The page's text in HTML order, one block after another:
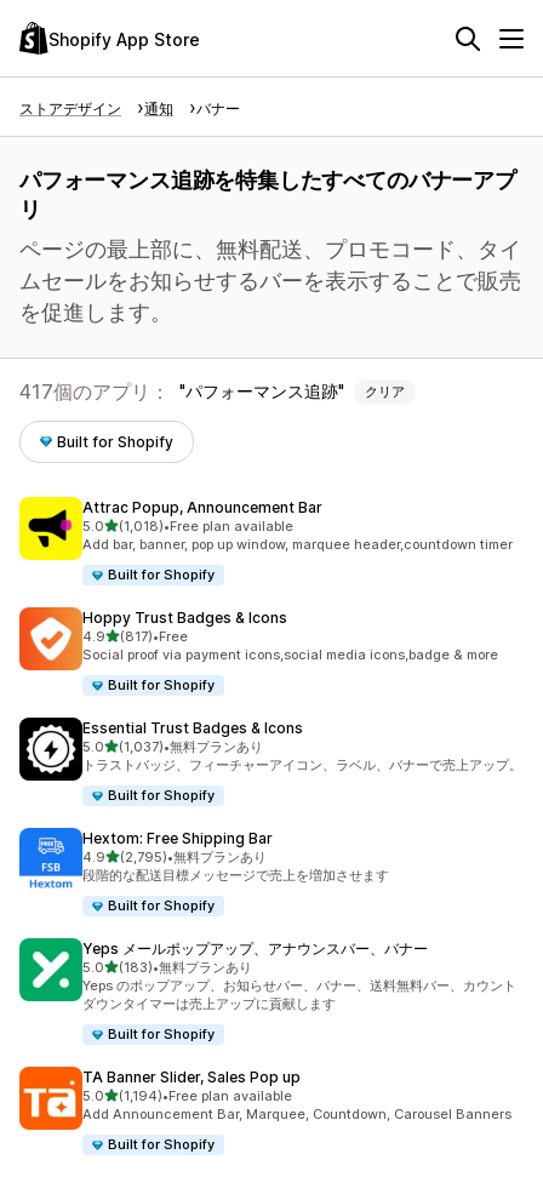
Shopify App Store
ストアデザイン 通知 バナー
パフォーマンス追跡を特集したすべてのバナーアプ
リ
ページの最上部に、無料配送、プロモコード、タイ
ムセールをお知らせするバーを表示することで販売
を促進します。
417個のアプリ： パフォーマンス追跡 クリア
Built for Shopify
Attrac Popup, Announcement Bar
5.05つ星中
(1,018)
合計レビュー数：1018件
•Free plan available
Add bar, banner, pop up window, marquee header,countdown timer
Built for Shopify
Hoppy Trust Badges & Icons
4.95つ星中
(817)
合計レビュー数：817件
•Free
Social proof via payment icons,social media icons,badge & more
Built for Shopify
Essential Trust Badges & Icons
5.05つ星中
(1,037)
合計レビュー数：1037件
•無料プランあり
トラストバッジ、フィーチャーアイコン、ラベル、バナーで売上アップ。
Built for Shopify
Hextom: Free Shipping Bar
4.95つ星中
(2,795)
合計レビュー数：2795件
•無料プランあり
段階的な配送目標メッセージで売上を増加させます
Built for Shopify
Yeps メールポップアップ、アナウンスバー、バナー
5.05つ星中
(183)
合計レビュー数：183件
•無料プランあり
Yeps のポップアップ、お知らせバー、バナー、送料無料バー、カウント
ダウンタイマーは売上アップに貢献します
Built for Shopify
TA Banner Slider, Sales Pop up
5.05つ星中
(1,194)
合計レビュー数：1194件
•Free plan available
Add Announcement Bar, Marquee, Countdown, Carousel Banners
Built for Shopify